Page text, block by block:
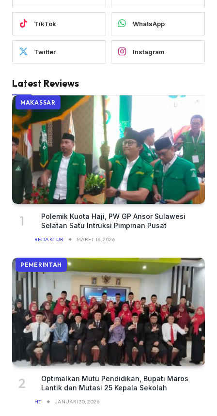
TikTok WhatsApp
Twitter Instagram
Latest Reviews
MAKASSAR
Polemik Kuota Haji, PW GP Ansor Sulawesi
Selatan Satu Intruksi Pimpinan Pusat
REDAKTUR MARET 16, 2026
PEMERINTAH
Optimalkan Mutu Pendidikan, Bupati Maros
Lantik dan Mutasi 25 Kepala Sekolah
HT JANUARI 30, 2026